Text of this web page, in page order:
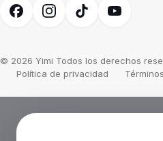
© 2026 Yimi Todos los derechos
Política de privacidad